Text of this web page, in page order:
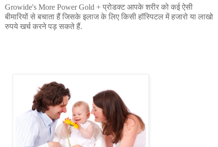
Growide's More Power Gold + प्रोडक्ट आपके शरीर को कई ऐसी
बीमारियों से बचाता हैं जिसके इलाज के लिए किसी हॉस्पिटल में हजारो या लाखो
रुपये खर्च करने पड़ सकते हैं.